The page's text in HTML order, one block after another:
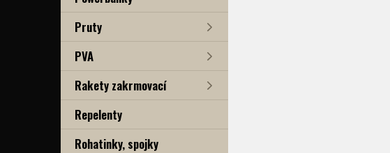
Pruty
PVA
Rakety zakrmovací
Repelenty
Rohatinky, spojky